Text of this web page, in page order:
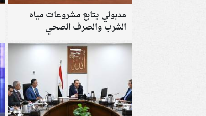
مدبولي يتابع مشروعات مياه
الشرب والصرف الصحي